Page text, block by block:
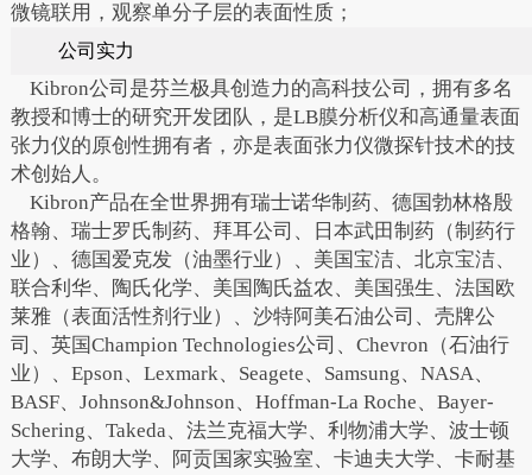
微镜联用，观察单分子层的表面性质；
公司实力
Kibron公司是芬兰极具创造力的高科技公司，拥有多名
教授和博士的研究开发团队，是LB膜分析仪和高通量表面
张力仪的原创性拥有者，亦是表面张力仪微探针技术的技
术创始人。
Kibron产品在全世界拥有瑞士诺华制药、德国勃林格殷
格翰、瑞士罗氏制药、拜耳公司、日本武田制药（制药行
业）、德国爱克发（油墨行业）、美国宝洁、北京宝洁、
联合利华、陶氏化学、美国陶氏益农、美国强生、法国欧
莱雅（表面活性剂行业）、沙特阿美石油公司、壳牌公
司、英国Champion Technologies公司、Chevron（石油行
业）、Epson、Lexmark、Seagete、Samsung、NASA、
BASF、Johnson&Johnson、Hoffman-La Roche、Bayer-
Schering、Takeda、法兰克福大学、利物浦大学、波士顿
大学、布朗大学、阿贡国家实验室、卡迪夫大学、卡耐基